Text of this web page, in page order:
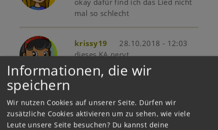
mal so schlecht
krissy19
28.10.2018 - 12:03
dieses KA nervt
Saxana
20.08.2018 - 20:43
K A Kmann merkt dir den. K A K
lässt man nicht stehen.. So geil!!
Informationen, die wir
speichern
Wir nutzen Cookies auf unserer Seite. Dürfen wir
zusätzliche Cookies aktivieren um zu sehen, wie viele
Leute unsere Seite besuchen? Du kannst deine